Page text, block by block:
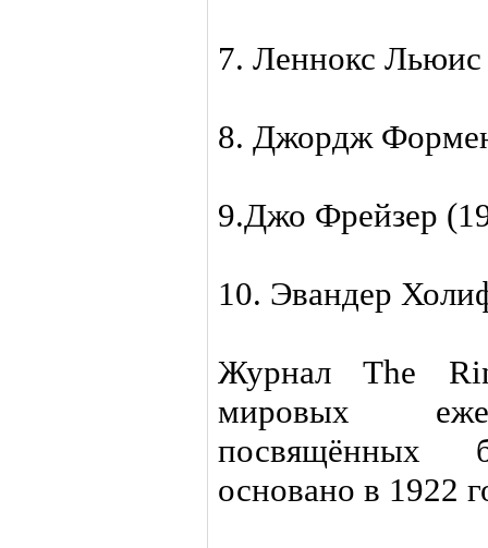
7. Леннокс
8. Джордж
9.Джо Фрейзер
10. Эвандер
Журнал The
мировых
посвящённых
основано в 1922